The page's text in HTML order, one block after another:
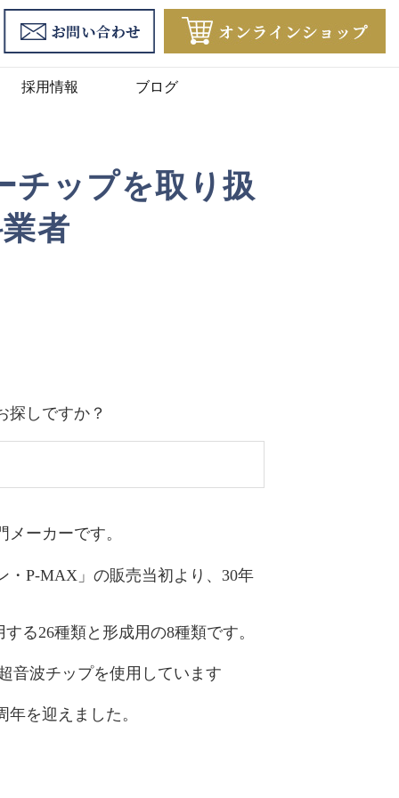
採用情報 ブログ
チップを取り扱
者
探しですか？
ーカーです。
・P-MAX」の販売当初より、30年
る26種類と形成用の8種類です。
音波チップを使用しています
年を迎えました。